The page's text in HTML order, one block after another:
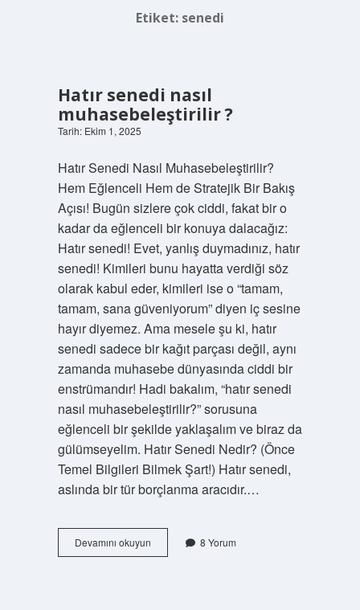
Etiket: senedi
Hatır senedi nasıl
muhasebeleştirilir ?
Tarih: Ekim 1, 2025
Hatır Senedi Nasıl Muhasebeleştirilir?
Hem Eğlenceli Hem de Stratejik Bir Bakış
Açısı! Bugün sizlere çok ciddi, fakat bir o
kadar da eğlenceli bir konuya dalacağız:
Hatır senedi! Evet, yanlış duymadınız, hatır
senedi! Kimileri bunu hayatta verdiği söz
olarak kabul eder, kimileri ise o “tamam,
tamam, sana güveniyorum” diyen iç sesine
hayır diyemez. Ama mesele şu ki, hatır
senedi sadece bir kağıt parçası değil, aynı
zamanda muhasebe dünyasında ciddi bir
enstrümandır! Hadi bakalım, “hatır senedi
nasıl muhasebeleştirilir?” sorusuna
eğlenceli bir şekilde yaklaşalım ve biraz da
gülümseyelim. Hatır Senedi Nedir? (Önce
Temel Bilgileri Bilmek Şart!) Hatır senedi,
aslında bir tür borçlanma aracıdır.…
Devamını okuyunHatır
senedi
8 Yorum